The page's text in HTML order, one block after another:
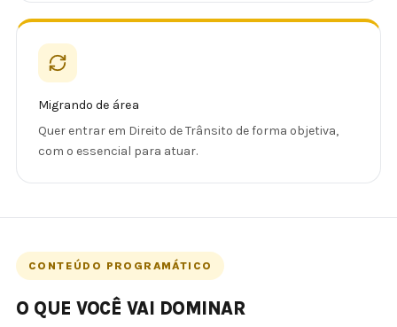
Migrando de área
Quer entrar em Direito de Trânsito de forma objetiva,
com o essencial para atuar.
CONTEÚDO PROGRAMÁTICO
O QUE VOCÊ VAI DOMINAR